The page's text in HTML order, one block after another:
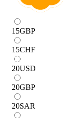
15GBP
15CHF
20USD
20GBP
20SAR